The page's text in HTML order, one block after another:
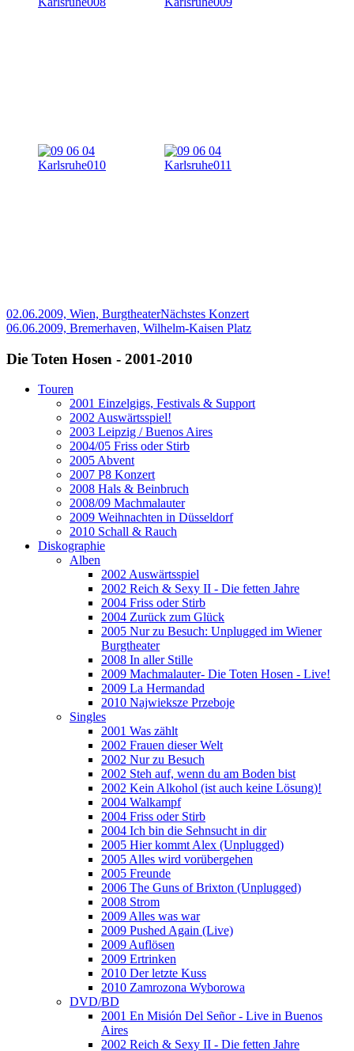
02.06.2009, Wien, BurgtheaterNächstes Konzert
06.06.2009, Bremerhaven, Wilhelm-Kaisen Platz
Die Toten Hosen - 2001-2010
Touren
2001 Einzelgigs, Festivals & Support
2002 Auswärtsspiel!
2003 Leipzig / Buenos Aires
2004/05 Friss oder Stirb
2005 Abvent
2007 P8 Konzert
2008 Hals & Beinbruch
2008/09 Machmalauter
2009 Weihnachten in Düsseldorf
2010 Schall & Rauch
Diskographie
Alben
2002 Auswärtsspiel
2002 Reich & Sexy II - Die fetten Jahre
2004 Friss oder Stirb
2004 Zurück zum Glück
2005 Nur zu Besuch: Unplugged im Wiener
Burgtheater
2008 In aller Stille
2009 Machmalauter- Die Toten Hosen - Live!
2009 La Hermandad
2010 Najwieksze Przeboje
Singles
2001 Was zählt
2002 Frauen dieser Welt
2002 Nur zu Besuch
2002 Steh auf, wenn du am Boden bist
2002 Kein Alkohol (ist auch keine Lösung)!
2004 Walkampf
2004 Friss oder Stirb
2004 Ich bin die Sehnsucht in dir
2005 Hier kommt Alex (Unplugged)
2005 Alles wird vorübergehen
2005 Freunde
2006 The Guns of Brixton (Unplugged)
2008 Strom
2009 Alles was war
2009 Pushed Again (Live)
2009 Auflösen
2009 Ertrinken
2010 Der letzte Kuss
2010 Zamrozona Wyborowa
DVD/BD
2001 En Misión Del Señor - Live in Buenos
Aires
2002 Reich & Sexy II - Die fetten Jahre